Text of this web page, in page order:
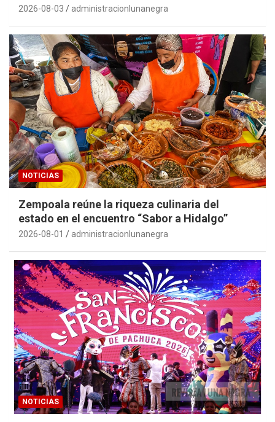
2026-08-03 administracionlunanegra
NOTICIAS
Zempoala reúne la riqueza culinaria del
estado en el encuentro “Sabor a Hidalgo”
2026-08-01 administracionlunanegra
NOTICIAS